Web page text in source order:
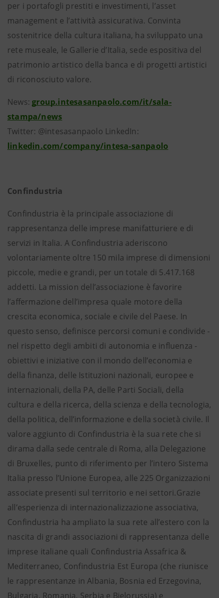
per i portafogli prestiti e investimenti, l’asset
management e l’attività assicurativa. Convinta
sostenitrice della cultura italiana, ha sviluppato una
rete museale, le Gallerie d’Italia, sede espositiva del
patrimonio artistico della banca e di progetti artistici
di riconosciuto valore.
News: group.intesasanpaolo.com/it/sala-
stampa/news
Twitter: @intesasanpaolo LinkedIn:
linkedin.com/company/intesa-sanpaolo
Confindustria
Confindustria è la principale associazione di
rappresentanza delle imprese manifatturiere e di
servizi in Italia. A Confindustria aderiscono
volontariamente oltre 150 mila imprese di dimensioni
piccole, medie e grandi, per un totale di 5.417.168
addetti. La mission dell’associazione è favorire
l’affermazione dell’impresa quale motore della
crescita economica, sociale e civile del Paese. In
questo senso, definisce percorsi comuni e condivide -
nel rispetto degli ambiti di autonomia e influenza -
obiettivi e iniziative con il mondo dell’economia e
della finanza, delle Istituzioni nazionali, europee e
internazionali, della PA, delle Parti Sociali, della
cultura e della ricerca, della scienza e della tecnologia,
della politica, dell’informazione e della società civile. Il
valore aggiunto di Confindustria è la sua rete che si
dirama dalla sede centrale di Roma, alla Delegazione
di Bruxelles, punto di riferimento per l’intero Sistema
Italia presso l’Unione Europea, alle 225 Organizzazioni
associate presenti sul territorio e nei settori.Grazie
all’esperienza di internazionalizzazione associativa,
Confindustria ha ampliato la sua rete all’estero con la
nascita di grandi associazioni di rappresentanza delle
imprese italiane quali Confindustria Assafrica &
Mediterraneo, Confindustria Est Europa (che riunisce
le rappresentanze in Albania, Bosnia ed Erzegovina,
Bulgaria, Romania, Serbia e Bielorussia) e